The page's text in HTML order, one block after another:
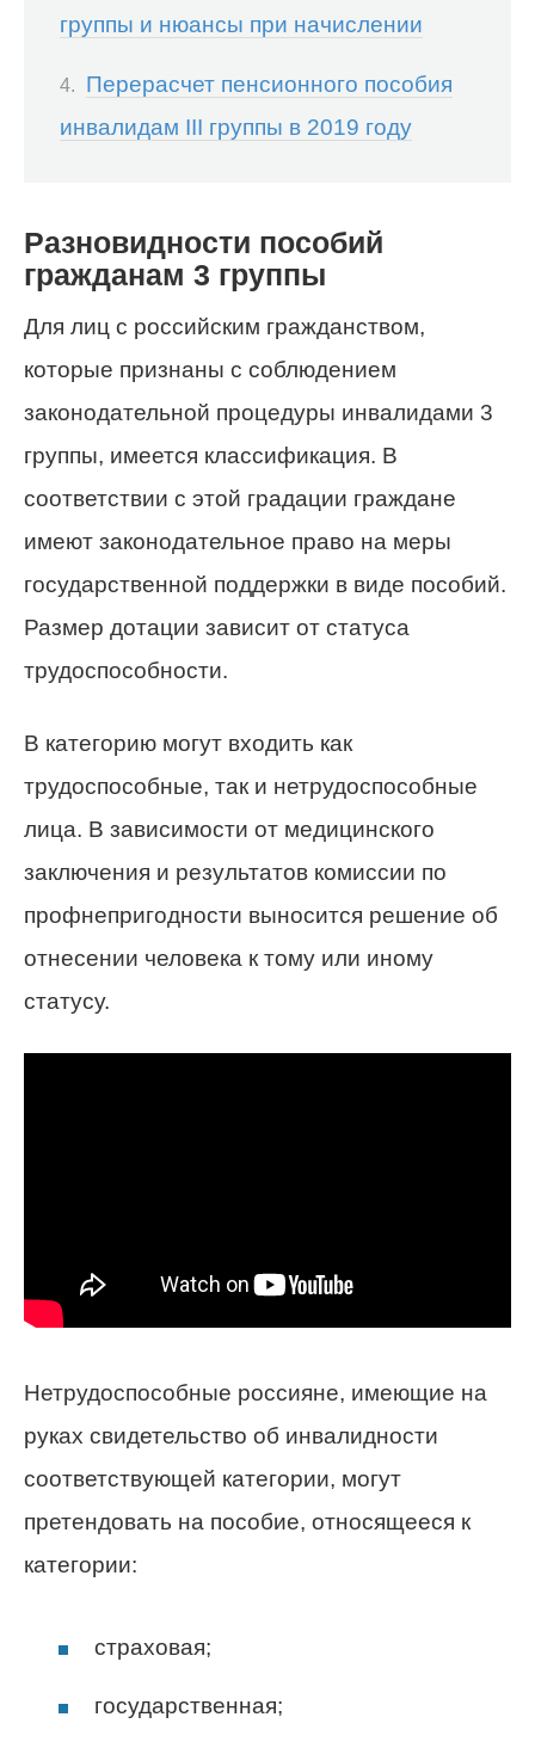
группы и нюансы при начислении
Перерасчет пенсионного пособия
инвалидам III группы в 2019 году
Разновидности пособий
гражданам 3 группы
Для лиц с российским гражданством,
которые признаны с соблюдением
законодательной процедуры инвалидами 3
группы, имеется классификация. В
соответствии с этой градации граждане
имеют законодательное право на меры
государственной поддержки в виде пособий.
Размер дотации зависит от статуса
трудоспособности.
В категорию могут входить как
трудоспособные, так и нетрудоспособные
лица. В зависимости от медицинского
заключения и результатов комиссии по
профнепригодности выносится решение об
отнесении человека к тому или иному
статусу.
Нетрудоспособные россияне, имеющие на
руках свидетельство об инвалидности
соответствующей категории, могут
претендовать на пособие, относящееся к
категории:
страховая;
государственная;